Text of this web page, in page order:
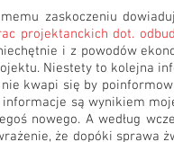
zaskoczeniu
projektanckich dot.
i z powodów
Niestety to kolejna
kwapi się by
są wynikiem
nowego. A według
że dopóki sprawa